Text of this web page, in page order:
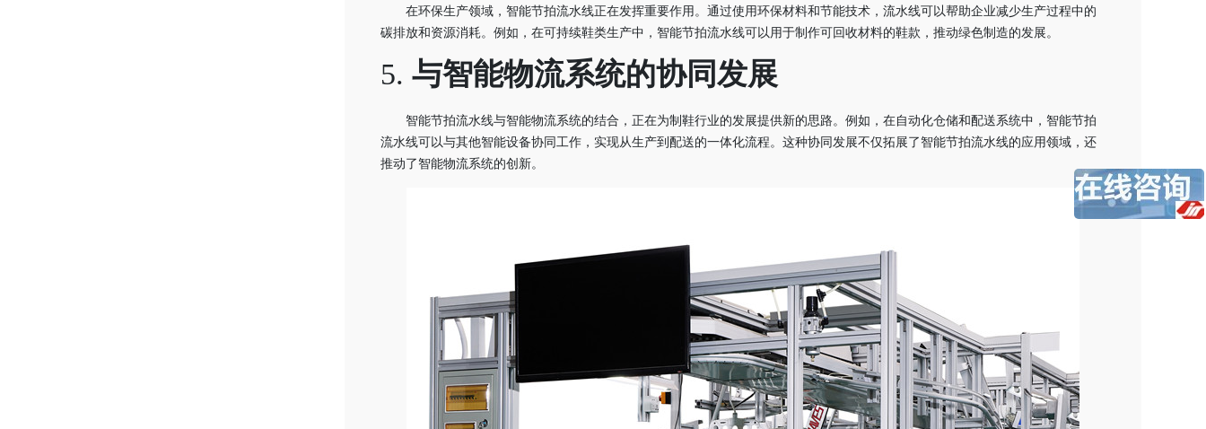
在环保生产领域，智能节拍流水线正在发挥重要作用。通过使用环保材料和节能技术，流水线可以帮助企业减少生产过程中的
碳排放和资源消耗。例如，在可持续鞋类生产中，智能节拍流水线可以用于制作可回收材料的鞋款，推动绿色制造的发展。
5. 与智能物流系统的协同发展
智能节拍流水线与智能物流系统的结合，正在为制鞋行业的发展提供新的思路。例如，在自动化仓储和配送系统中，智能节拍
流水线可以与其他智能设备协同工作，实现从生产到配送的一体化流程。这种协同发展不仅拓展了智能节拍流水线的应用领域，还
推动了智能物流系统的创新。